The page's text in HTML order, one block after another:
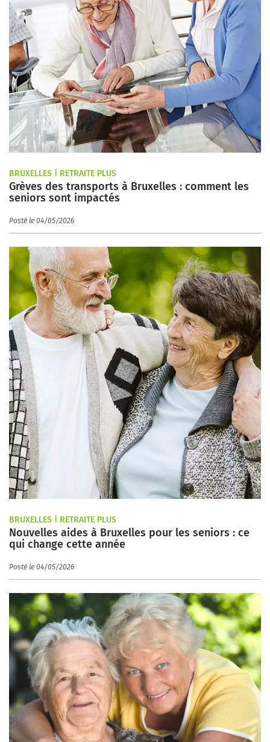
BRUXELLES | RETRAITE PLUS
Grèves des transports à Bruxelles : comment les
seniors sont impactés
Posté le 04/05/2026
BRUXELLES | RETRAITE PLUS
Nouvelles aides à Bruxelles pour les seniors : ce
qui change cette année
Posté le 04/05/2026